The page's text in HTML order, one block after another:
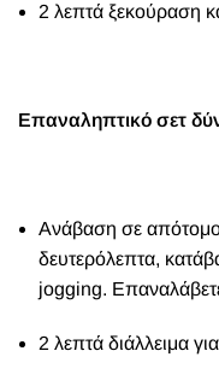
2 λεπτά ξεκούραση
Επαναληπτικό σετ
Ανάβαση σε απότομο
δευτερόλεπτα,
jogging.
2 λεπτά διάλλειμα